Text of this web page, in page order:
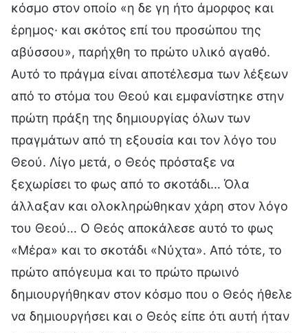
κόσμο στον οποίο «η δε γη ήτο άμορφος και
έρημος· και σκότος επί του προσώπου της
αβύσσου», παρήχθη το πρώτο υλικό αγαθό.
Αυτό το πράγμα είναι αποτέλεσμα των λέξεων
από το στόμα του Θεού και εμφανίστηκε στην
πρώτη πράξη της δημιουργίας όλων των
πραγμάτων από τη εξουσία και τον λόγο του
Θεού. Λίγο μετά, ο Θεός πρόσταξε να
ξεχωρίσει το φως από το σκοτάδι… Όλα
άλλαξαν και ολοκληρώθηκαν χάρη στον λόγο
του Θεού… Ο Θεός αποκάλεσε αυτό το φως
«Μέρα» και το σκοτάδι «Νύχτα». Από τότε, το
πρώτο απόγευμα και το πρώτο πρωινό
δημιουργήθηκαν στον κόσμο που ο Θεός ήθελε
να δημιουργήσει και ο Θεός είπε ότι αυτή ήταν